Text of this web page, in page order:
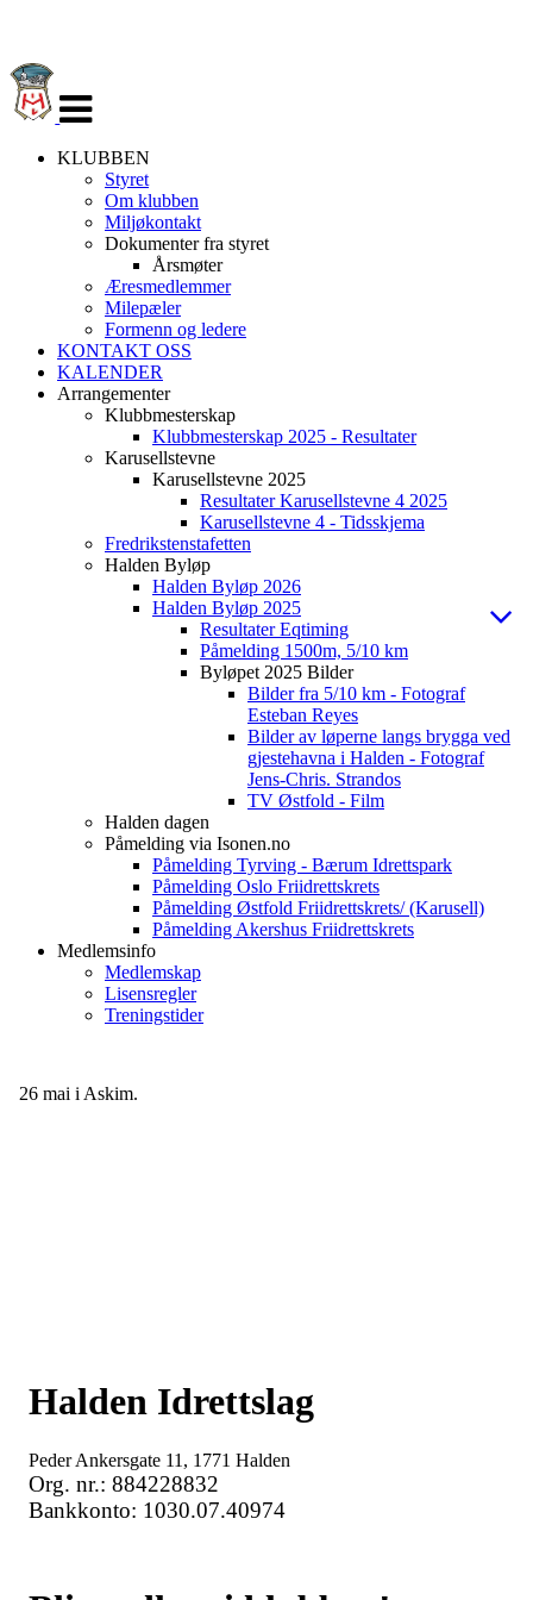
navigasjon
KLUBBEN
Styret
Om klubben
Miljøkontakt
Dokumenter fra styret
Årsmøter
Æresmedlemmer
Milepæler
Formenn og ledere
KONTAKT OSS
KALENDER
Arrangementer
Klubbmesterskap
Klubbmesterskap 2025 - Resultater
Karusellstevne
Karusellstevne 2025
Resultater Karusellstevne 4 2025
Karusellstevne 4 - Tidsskjema
Fredrikstenstafetten
Halden Byløp
Halden Byløp 2026
Halden Byløp 2025
Resultater Eqtiming
Påmelding 1500m, 5/10 km
Byløpet 2025 Bilder
Bilder fra 5/10 km - Fotograf
Esteban Reyes
Bilder av løperne langs brygga ved
gjestehavna i Halden - Fotograf
Jens-Chris. Strandos
TV Østfold - Film
Halden dagen
Påmelding via Isonen.no
Påmelding Tyrving - Bærum Idrettspark
Påmelding Oslo Friidrettskrets
Påmelding Østfold Friidrettskrets/ (Karusell)
Påmelding Akershus Friidrettskrets
Medlemsinfo
Medlemskap
Lisensregler
Treningstider
26 mai i Askim.
Halden Idrettslag
Peder Ankersgate 11, 1771 Halden
Org. nr.: 884228832
Bankkonto: 1030.07.40974